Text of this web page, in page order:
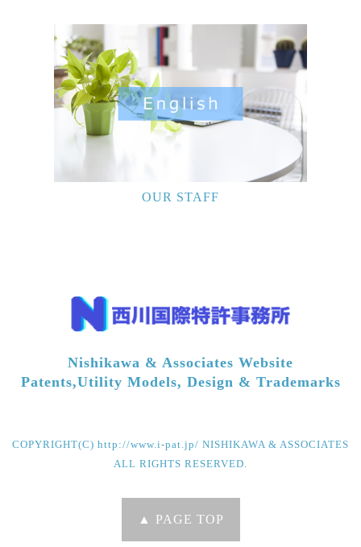
OUR STAFF
Nishikawa & Associates Website
Patents,Utility Models, Design & Trademarks
COPYRIGHT(C) http://www.i-pat.jp/ NISHIKAWA & ASSOCIATES
ALL RIGHTS RESERVED.
▲ PAGE TOP